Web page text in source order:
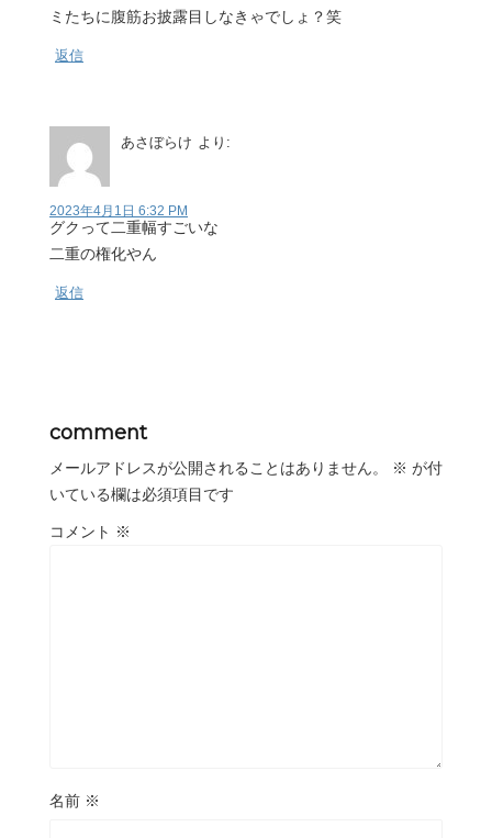
ミたちに腹筋お披露目しなきゃでしょ？笑
返信
あさぼらけ より:
2023年4月1日 6:32 PM
グクって二重幅すごいな
二重の権化やん
返信
comment
メールアドレスが公開されることはありません。 ※ が付
いている欄は必須項目です
コメント ※
名前 ※